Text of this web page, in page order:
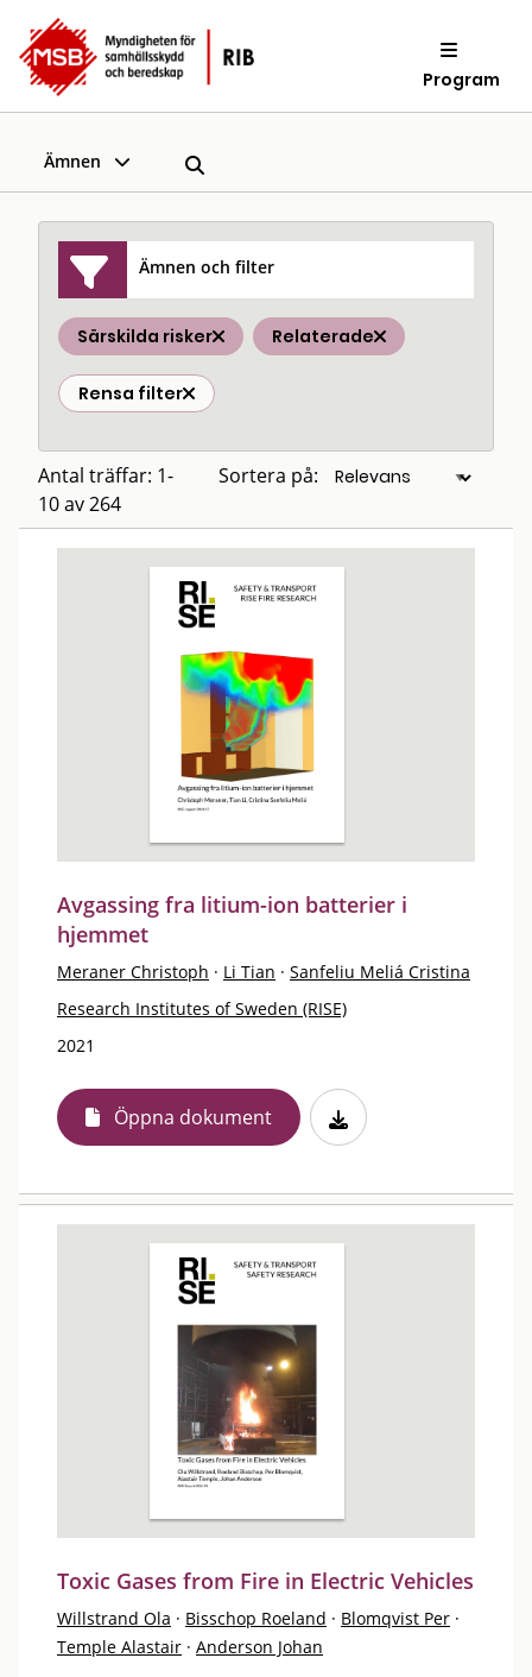
Program
Ämnen
Ämnen och filter
Särskilda risker Relaterade
Rensa filter
Antal träffar: 1-
10 av 264
Sortera på:
Avgassing fra litium-ion batterier i
hjemmet
Meraner Christoph · Li Tian · Sanfeliu Meliá Cristina
Research Institutes of Sweden (RISE)
2021
Öppna dokument
Toxic Gases from Fire in Electric Vehicles
Willstrand Ola · Bisschop Roeland · Blomqvist Per ·
Temple Alastair · Anderson Johan